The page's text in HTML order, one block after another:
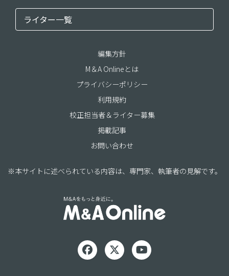
ライター一覧
編集方針
M＆A Onlineとは
プライバシーポリシー
利用規約
校正担当者＆ライター募集
掲載記事
お問い合わせ
※本サイトに述べられている内容は、専門家、執筆者の見解です。